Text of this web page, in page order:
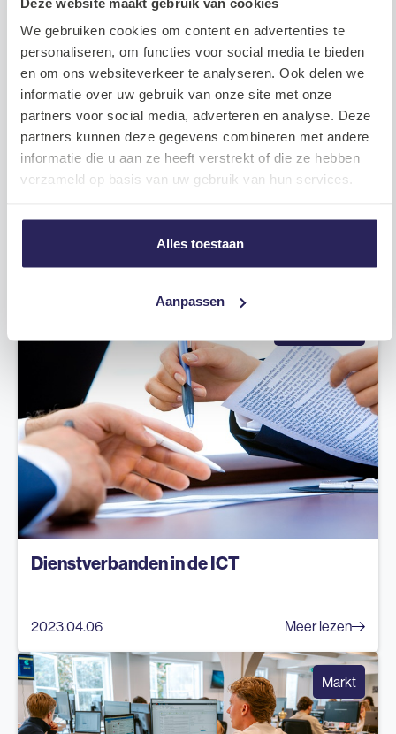
We gebruiken cookies om content en advertenties te
personaliseren, om functies voor social media te bieden
en om ons websiteverkeer te analyseren. Ook delen we
informatie over uw gebruik van onze site met onze
partners voor social media, adverteren en analyse. Deze
partners kunnen deze gegevens combineren met andere
informatie die u aan ze heeft verstrekt of die ze hebben
verzameld op basis van uw gebruik van hun services.
Alles toestaan
Aanpassen
2024.02.21 Meer lezen
Dienstverbanden in de ICT
2023.04.06 Meer lezen
Markt